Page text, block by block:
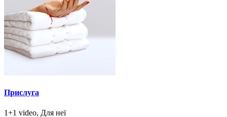
Прислуга
1+1 video, Для неї